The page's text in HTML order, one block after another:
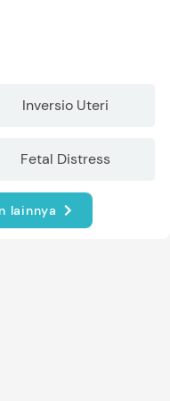
Inversio Uteri
Fetal Distress
lainnya